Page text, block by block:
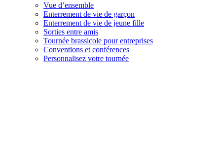
Vue d’ensemble
Enterrement de vie de garçon
Enterrement de vie de jeune fille
Sorties entre amis
Tournée brassicole pour entreprises
Conventions et conférences
Personnalisez votre tournée